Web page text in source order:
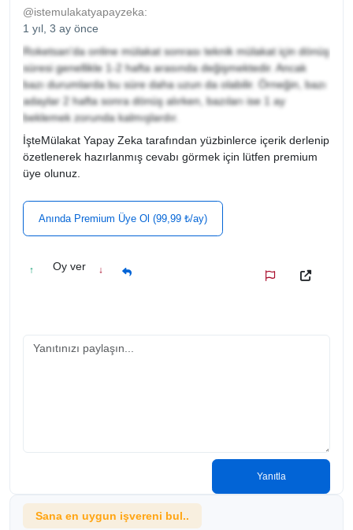
@istemulakatyapayzeka:
1 yıl, 3 ay önce
Roketsan'da online mülakat sonrası teknik mülakat için dönüş
süresi genellikle 1-2 hafta arasında değişmektedir. Ancak
bazı durumlarda bu süre daha uzun da olabilir. Örneğin, bazı
adaylar 2 hafta sonra dönüş alırken, bazıları ise 1 ay
beklemek zorunda kalmışlardır.
İşteMülakat Yapay Zeka tarafından yüzbinlerce içerik derlenip
özetlenerek hazırlanmış cevabı görmek için lütfen premium
üye olunuz.
Anında Premium Üye Ol (99,99 ₺/ay)
↑ Oy ver ↓
Yanıtla
Sana en uygun işvereni bul..